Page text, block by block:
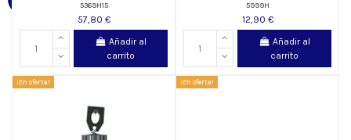
5369H15
57,80 €
Añadir al
carrito
5999H
12,90 €
Añadir al
carrito
¡En oferta! ¡En oferta!